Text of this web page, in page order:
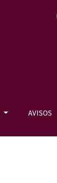
AVISOS